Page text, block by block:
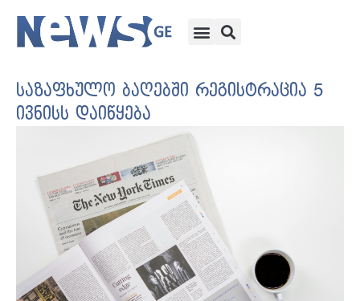
საზაფხულო ბაღებში რეგისტრაცია 5
ივნისს დაიწყება